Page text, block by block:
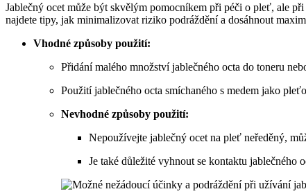
Jablečný ocet může být skvělým pomocníkem při péči o pleť, ale
najdete tipy, jak minimalizovat riziko podráždění a dosáhnout
Vhodné způsoby použití:
Přidání malého množství jablečného octa do toneru
Použití jablečného octa smíchaného s medem jako
Nevhodné způsoby použití:
Nepoužívejte jablečný ocet na pleť neředěný,
Je také důležité vyhnout se kontaktu jablečného